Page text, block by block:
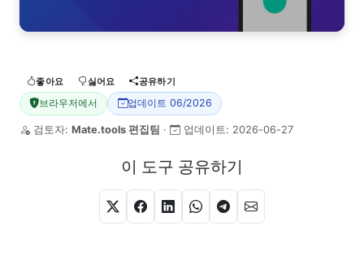
좋아요 싫어요 공유하기
브라우저에서 업데이트 06/2026
검토자: Mate.tools 편집팀 · 업데이트: 2026-06-27
이 도구 공유하기